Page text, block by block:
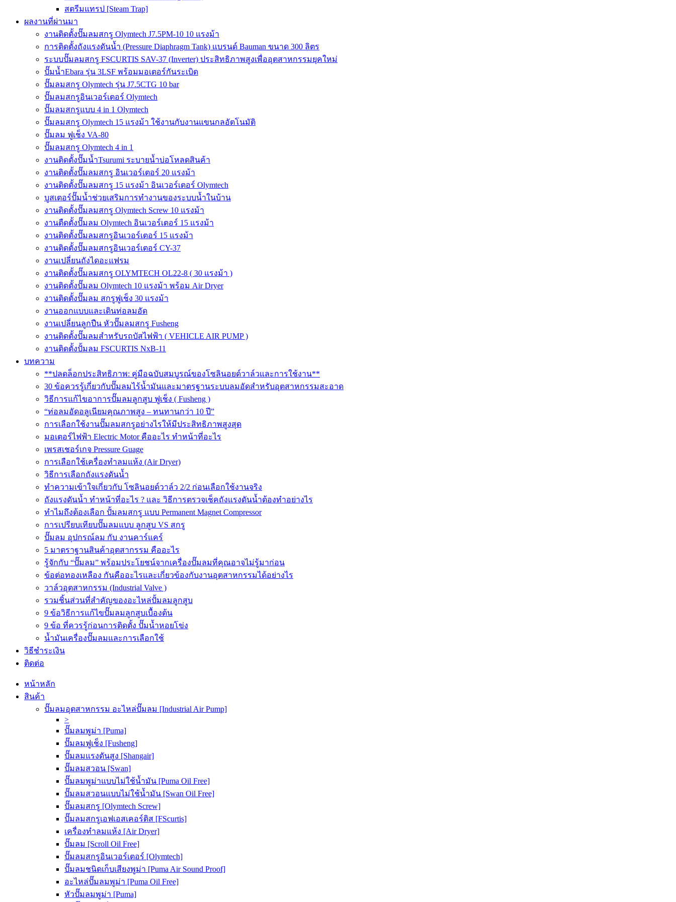
สตรีมแทรป [Steam Trap]
ผลงานที่ผ่านมา
งานติดตั้งปั๊มลมสกรู Olymtech J7.5PM-10 10 แรงม้า
การติดตั้งถังแรงดันน้ำ (Pressure Diaphragm Tank) แบรนด์ Bauman ขนาด 300 ลิตร
ระบบปั๊มลมสกรู FSCURTIS SAV-37 (Inverter) ประสิทธิภาพสูงเพื่ออุตสาหกรรมยุคใหม่
ปั๊มน้ำEbara รุ่น 3LSF พร้อมมอเตอร์กันระเบิด
ปั๊มลมสกรู Olymtech รุ่น J7.5CTG 10 bar
ปั๊มลมสกรูอินเวอร์เตอร์ Olymtech
ปั๊มลมสกรูแบบ 4 in 1 Olymtech
ปั๊มลมสกรู Olymtech 15 แรงม้า ใช้งานกับงานแขนกลอัตโนมัติ
ปั๊มลม ฟูเช็ง VA-80
ปั๊มลมสกรู Olymtech 4 in 1
งานติดตั้งปั๊มน้ำTsurumi ระบายน้ำบ่อโหลดสินค้า
งานติดตั้งปั๊มลมสกรู อินเวอร์เตอร์ 20 แรงม้า
งานติดตั้งปั๊มลมสกรู 15 แรงม้า อินเวอร์เตอร์ Olymtech
บูสเตอร์ปั๊มน้ำช่วยเสริมการทำงานของระบบน้ำในบ้าน
งานติดตั้งปั๊มลมสกรู Olymtech Screw 10 แรงม้า
งานตืดตั้งปั๊มลม Olymtech อินเวอร์เตอร์ 15 แรงม้า
งานติดตั้งปั๊มลมสกรูอินเวอร์เตอร์ 15 แรงม้า
งานติดตั้งปั๊มลมสกรูอินเวอร์เตอร์ CY-37
งานเปลี่ยนถังไดอะแฟรม
งานติดตั้งปั๊มลมสกรู OLYMTECH OL22-8 ( 30 แรงม้า )
งานติดตั้งปั๊มลม Olymtech 10 แรงม้า พร้อม Air Dryer
งานติดตั้งปั๊มลม สกรูฟูเช็ง 30 แรงม้า
งานออกแบบและเดินท่อลมอัด
งานเปลี่ยนลูกปืน หัวปั๊มลมสกรู Fusheng
งานติดตั้งปั๊มลมสำหรับรถบัสไฟฟ้า ( VEHICLE AIR PUMP )
งานติดตั้งปั้มลม FSCURTIS NxB-11
บทความ
**ปลดล็อกประสิทธิภาพ: คู่มือฉบับสมบูรณ์ของโซลินอยด์วาล์วและการใช้งาน**
30 ข้อควรรู้เกี่ยวกับปั๊มลมไร้น้ำมันและมาตรฐานระบบลมอัดสำหรับอุตสาหกรรมสะอาด
วิธีการแก้ไขอาการปั๊มลมลูกสูบ ฟูเช็ง ( Fusheng )
“ท่อลมอัดอลูเนียมคุณภาพสูง – ทนทานกว่า 10 ปี”
การเลือกใช้งานปั๊มลมสกรูอย่างไรให้มีประสิทธิภาพสูงสุด
มอเตอร์ไฟฟ้า Electric Motor คืออะไร ทำหน้าที่อะไร
เพรสเชอร์เกจ Pressure Guage
การเลือกใช้เครื่องทำลมแห้ง (Air Dryer)
วิธีการเลือกถังแรงดันน้ำ
ทำความเข้าใจเกี่ยวกับ โซลินอยด์วาล์ว 2/2 ก่อนเลือกใช้งานจริง
ถังแรงดันน้ำ ทำหน้าที่อะไร ? และ วิธีการตรวจเช็คถังแรงดันน้ำต้องทำอย่างไร
ทำไมถึงต้องเลือก ปั้มลมสกรู แบบ Permanent Magnet Compressor
การเปรียบเทียบปั๊มลมแบบ ลูกสูบ VS สกรู
ปั๊มลม อุปกรณ์ลม กับ งานคาร์แคร์
5 มาตราฐานสินค้าอุตสากรรม คืออะไร
รู้จักกับ “ปั๊มลม” พร้อมประโยชน์จากเครื่องปั๊มลมที่คุณอาจไม่รู้มาก่อน
ข้อต่อทองเหลือง กันคืออะไรและเกี่ยวข้องกับงานอุตสาหกรรมได้อย่างไร
วาล์วอุตสาหกรรม (Industrial Valve )
รวมชิ้นส่วนที่สำคัญของอะไหล่ปั้มลมลูกสูบ
9 ข้อวิธีการแก้ไขปั๊มลมลูกสูบเบื้องต้น
9 ข้อ ที่ควรรู้ก่อนการติดตั้ง ปั๊มน้ำหอยโข่ง
น้ำมันเครื่องปั๊มลมและการเลือกใช้
วิธีชำระเงิน
ติดต่อ
หน้าหลัก
สินค้า
ปั๊มลมอุตสาหกรรม อะไหล่ปั๊มลม [Industrial Air Pump]
>
ปั๊มลมพูม่า [Puma]
ปั๊มลมฟูเช็ง [Fusheng]
ปั๊มลมแรงดันสูง [Shangair]
ปั๊มลมสวอน [Swan]
ปั๊มลมพูม่าแบบไม่ใช้น้ำมัน [Puma Oil Free]
ปั๊มลมสวอนแบบไม่ใช้น้ำมัน [Swan Oil Free]
ปั๊มลมสกรู [Olymtech Screw]
ปั๊มลมสกรูเอฟเอสเคอร์ติส [FScurtis]
เครื่องทำลมแห้ง [Air Dryer]
ปั๊มลม [Scroll Oil Free]
ปั๊มลมสกรูอินเวอร์เตอร์ [Olymtech]
ปั๊มลมชนิดเก็บเสียงพูม่า [Puma Air Sound Proof]
อะไหล่ปั๊มลมพูม่า [Puma Oil Free]
หัวปั๊มลมพูม่า [Puma]